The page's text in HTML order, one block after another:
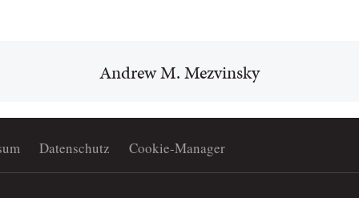
Andrew M. Mezvinsky
Datenschutz Cookie-Manager